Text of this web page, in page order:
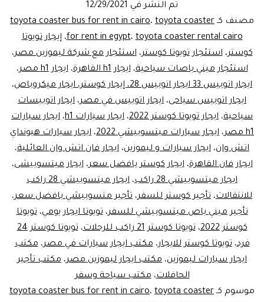
كوستر21\24
راكب
لسانت
كاترين
تم النشر في 12/29/2021
مصنف كـ
toyota coaster bus for rent in cairo، toyota coaster
for rent in egypt،toyota coaster rental cairo ،إيجار تويوتا
كوستر،استئجار تويوتا كوستر،استئجار مع شركة ليموزين مصر،
استئجار ميني باصات سياحية،ايجار h1 القاهرة ،ايجار h1 مصر
،
ايجار اتوبيس 33 ايجار اتوبيس 28، إيجار كوستر، ايجار ميكروباص
،
ايجار اتوبيس سياحى، ايجار اتوبيس في مصر، ايجار اتوبيسات
سياحية، ايجار تويوتا كوستر 2022 ، ايجار سيارات h1 ، ايجار سيارات
h1 مصر
، ايجار سيارات ميتسوبيشي 2022 ، ايجار سيارات هيونداي
اتش وان، ايجار سيارات و ليموزين، ايجار فان اتش وان العائلية،
ايجار فان القاهرة،ايجار كوستر بافضل سعر،ايجار ميتسوبيشى،
ايجار ميتسوبيشي 28 راكب
،
ايجار ميتسوبيشي 28 راكب
للانتقالات، تأجير كوستر للسفر، تأجير متسوبيشي بافضل سعر،
تأجير ميني باص ميتسوبيشي للسفر،تويوتا ايجار يومي،تويوتا
كوستر 2022
،تويوتا كوستر 21 راكب للرحلات ،
تويوتا كوستر 24
فرد،تويوتا كوستر للايجار،مكتب ايجار سيارات في مصر،مكتب
ايجار سيارات ليموزين، مكتب ايجار ليموزين مصر، مكتب تأجير
الحافلات،مكتب سياحة وسفر
موسوم كـ
toyota coaster bus for rent in cairo، toyota coaster